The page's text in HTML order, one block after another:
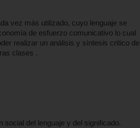
vez más utilizado, cuyo lenguaje se
de esfuerzo comunicativo lo cual
realizar un análisis y síntesis critico de
clases .
social del lenguaje y del significado.